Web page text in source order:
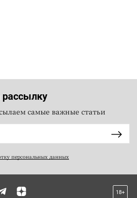
самые важные статьи
персональных данных
18+